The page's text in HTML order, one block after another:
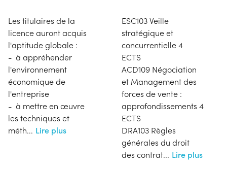
Les titulaires de la
licence auront acquis
l'aptitude globale :
- à appréhender
l'environnement
économique de
l'entreprise
- à mettre en œuvre
les techniques et
méth... Lire plus
ESC103 Veille
stratégique et
concurrentielle 4
ECTS
ACD109 Négociation
et Management des
forces de vente :
approfondissements 4
ECTS
DRA103 Règles
générales du droit
des contrat... Lire plus